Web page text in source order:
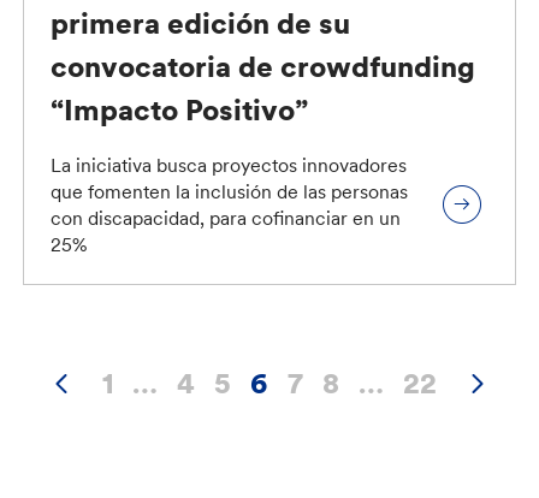
primera edición de su
convocatoria de crowdfunding
“Impacto Positivo”
La iniciativa busca proyectos innovadores
que fomenten la inclusión de las personas
con discapacidad, para cofinanciar en un
25%
1 … 4 5 6 7 8 … 22